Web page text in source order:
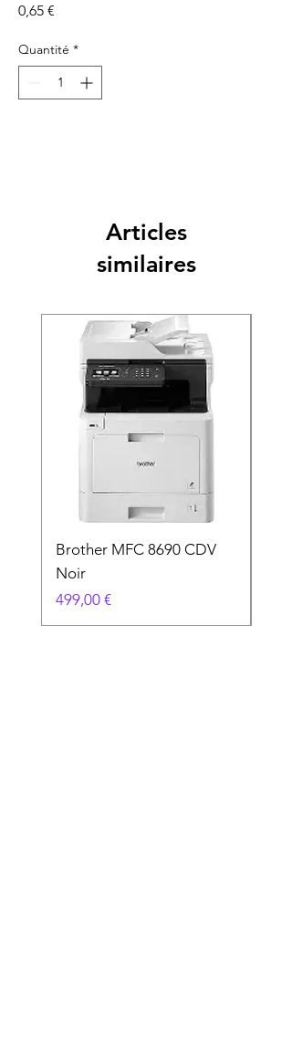
0,65 €
Quantité *
Articles
similaires
Brother MFC 8690 CDV
Noir
Prix
499,00 €